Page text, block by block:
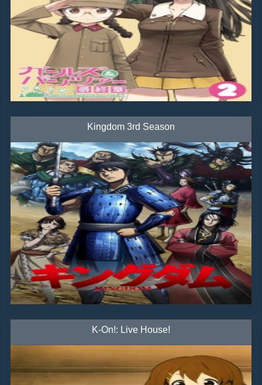
Kingdom 3rd Season
K-On!: Live House!